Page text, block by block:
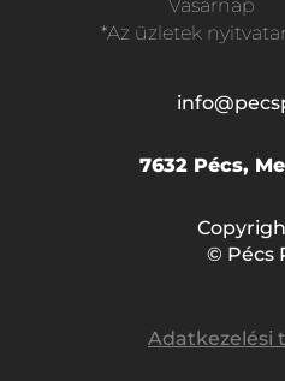
Vasárnap
*Az üzletek
7632 Pécs,
© Pécs
Adatkezelési